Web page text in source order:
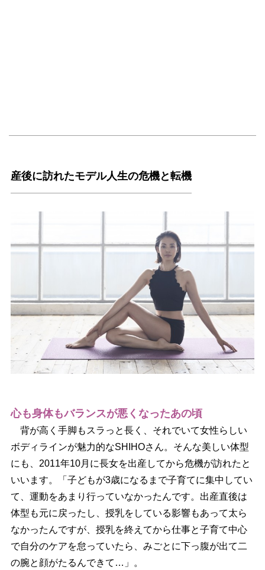
産後に訪れたモデル人生の危機と転機
心も身体もバランスが悪くなったあの頃
背が高く手脚もスラっと長く、それでいて女性らしい
ボディラインが魅力的なSHIHOさん。そんな美しい体型
にも、2011年10月に長女を出産してから危機が訪れたと
いいます。「子どもが3歳になるまで子育てに集中してい
て、運動をあまり行っていなかったんです。出産直後は
体型も元に戻ったし、授乳をしている影響もあって太ら
なかったんですが、授乳を終えてから仕事と子育て中心
で自分のケアを怠っていたら、みごとに下っ腹が出て二
の腕と顔がたるんできて…」。